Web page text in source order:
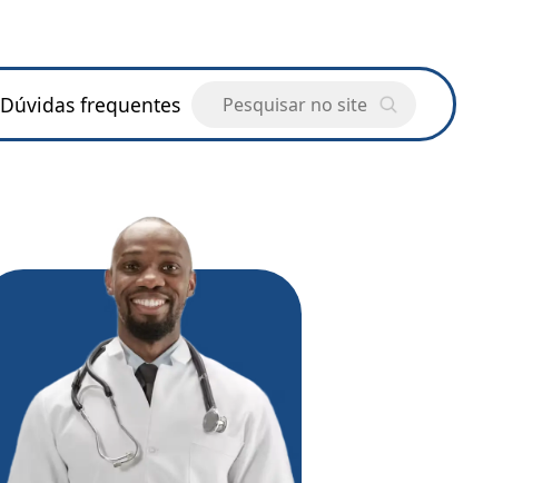
Dúvidas frequentes